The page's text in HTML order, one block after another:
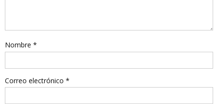
Nombre *
Correo electrónico *